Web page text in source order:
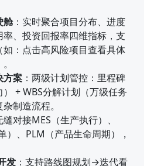
舱：实时聚合项目分布、进度
率、投资回报率四维指标，支
如：点击高风险项目查看具体
方案 ：两级计划管控：里程碑
+ WBS分解计划（万级任务
制造流程。
缝对接MES（生产执行）、
）、PLM（产品生命周期），
发 ：支持路线图规划→迭代看